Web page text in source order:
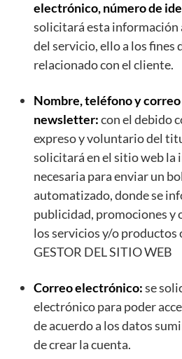
electrónico, número de
solicitará esta información
del servicio, ello a los fines
relacionado con el cliente.
Nombre, teléfono y
newsletter:con el debido
expreso y voluntario del
solicitará en el sitio web la
necesaria para enviar un
automatizado, donde se
publicidad, promociones y
los servicios y/o productos
GESTOR DEL SITIO WEB
Correo electrónico:se
electrónico para poder
de acuerdo a los datos
de crear la cuenta.